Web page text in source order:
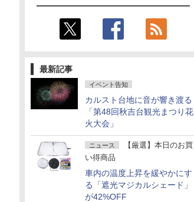
最新記事
イベント告知
カルスト台地に音が響き渡る
「第48回秋吉台観光まつり花
火大会」
ニュース
【厳選】本日のお買
い得商品
車内の温度上昇を緩やかにす
る「遮光マジカルシェード」
が42%OFF